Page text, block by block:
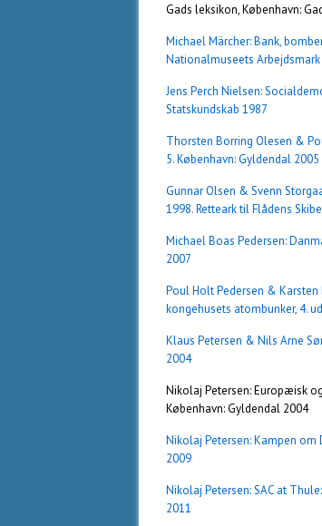
Gads leksikon, København:
Michael Märcher: Bank,
Nationalmuseets
Jens Perch Nielsen:
Statskundskab 1987
Thorsten Borring Olesen &
5. København: Gyldendal 2005
Gunnar Olsen & Svenn
1998.Retteark til Flådens
Michael Boas Pedersen:
2007
Poul Holt Pedersen & Karsten
kongehusets atombunker, 4.
Klaus Petersen & Nils Arne
2004
Nikolaj Petersen: Europæisk
København: Gyldendal 2004
Nikolaj Petersen: Kampen
2009
Nikolaj Petersen: SAC at
2011